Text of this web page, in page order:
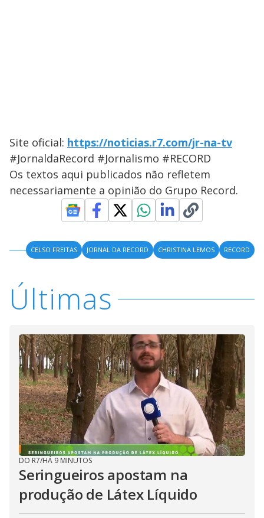
Site oficial: https://noticias.r7.com/jr-na-tv
#JornaldaRecord #Jornalismo #RECORD
Os textos aqui publicados não refletem
necessariamente a opinião do Grupo Record.
CELSO FREITAS JORNAL DA RECORD CHRISTINA LEMOS RECORD
Últimas
DO R7/HÁ 9 MINUTOS
Seringueiros apostam na
produção de Látex Líquido